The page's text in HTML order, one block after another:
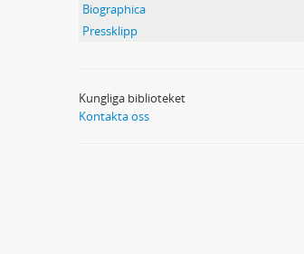
Biographica
Pressklipp
Kungliga biblioteket
Kontakta oss